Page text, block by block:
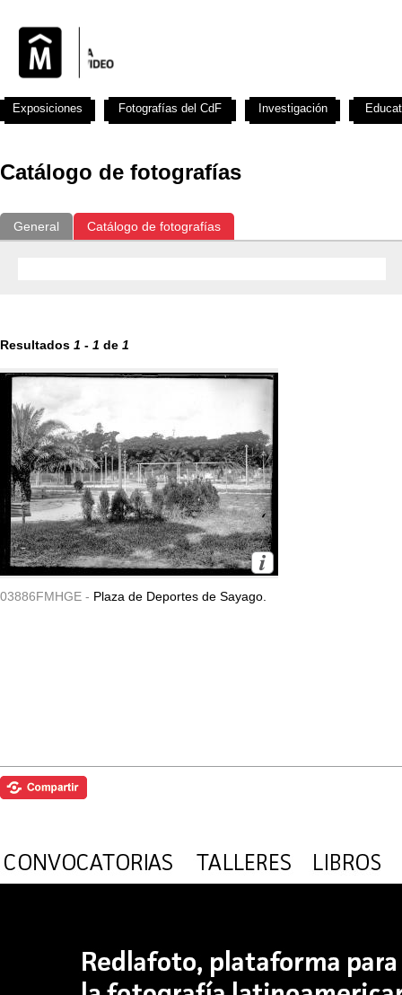
Catálogo de fotografías
General Catálogo de fotografías
Resultados 1 - 1 de 1
03886FMHGE - Plaza de Deportes de Sayago.
Exposiciones Fotografías del CdF Investigación